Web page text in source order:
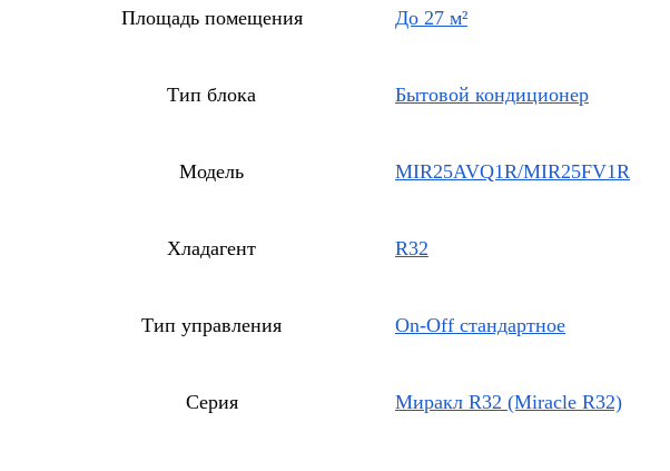
Площадь помещения До 27 м²
Тип блока Бытовой кондиционер
Модель MIR25AVQ1R/MIR25FV1R
Хладагент R32
Тип управления On-Off стандартное
Серия Миракл R32 (Miracle R32)